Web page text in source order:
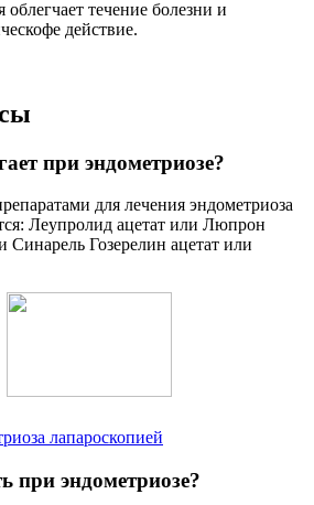
облегчает течение болезни и
действие.
при эндометриозе?
для лечения эндометриоза
Леупролид ацетат или Люпрон
Синарель Гозерелин ацетат или
лапароскопией
при эндометриозе?